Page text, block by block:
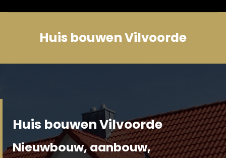
Huis bouwen Vilvoorde
Huis bouwen Vilvoorde
Nieuwbouw, aanbouw,